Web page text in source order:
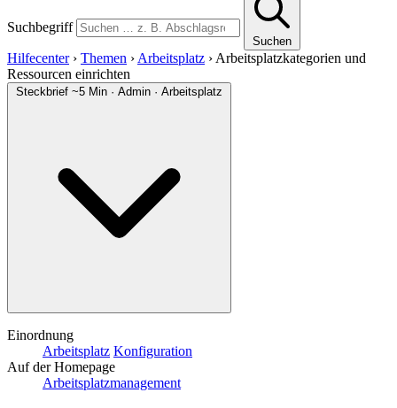
Suchbegriff
Suchen
Hilfecenter › Themen › Arbeitsplatz › Arbeitsplatzkategorien und
Ressourcen einrichten
Steckbrief ~5 Min · Admin · Arbeitsplatz
Einordnung
Arbeitsplatz Konfiguration
Auf der Homepage
Arbeitsplatzmanagement